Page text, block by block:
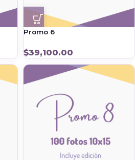
Promo 6
$39,100.00